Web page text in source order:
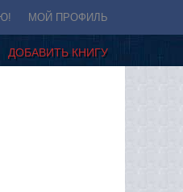
МОЙ ПРОФИЛЬ
ДОБАВИТЬ КНИГУ